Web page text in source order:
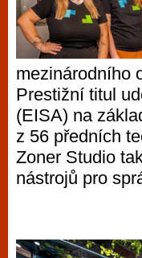
mezinárodního
Prestižní titul
(EISA) na
z 56 předních
Zoner Studio
nástrojů pro